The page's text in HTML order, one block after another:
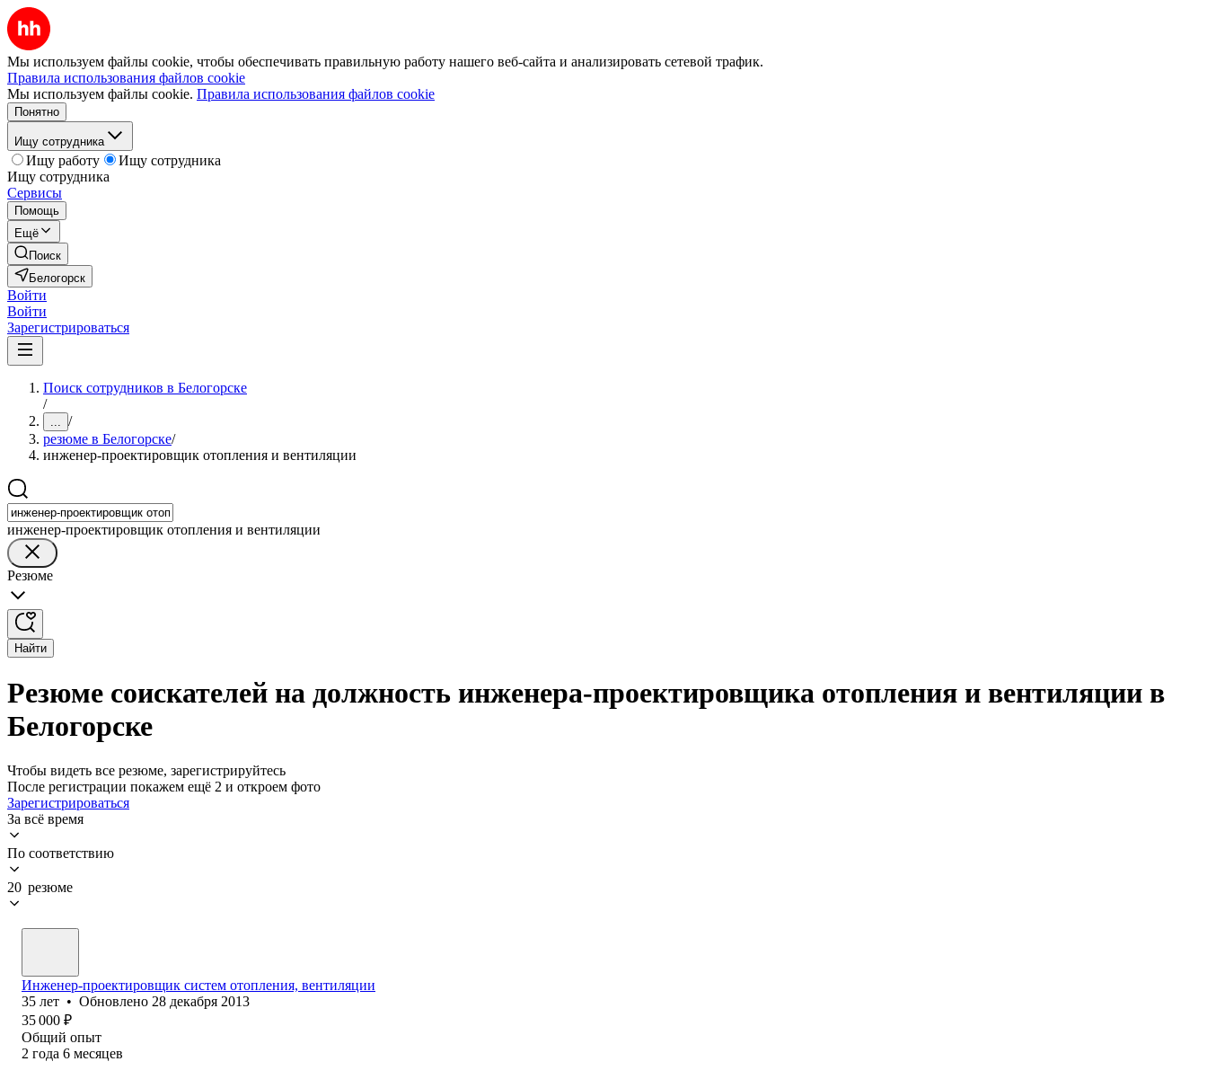
Мы используем файлы cookie, чтобы обеспечивать правильную работу нашего веб-сайта и анализировать сетевой трафик.
Правила использования файлов cookie
Мы используем файлы cookie. Правила использования файлов cookie
Понятно
Ищу сотрудника
Ищу работу
Ищу сотрудника
Ищу сотрудника
Сервисы
Помощь
Ещё
Поиск
Белогорск
Войти
Войти
Зарегистрироваться
Поиск сотрудников в Белогорске
/
... /
резюме в Белогорске/
инженер-проектировщик отопления и вентиляции
инженер-проектировщик отопления и вентиляции
Резюме
Найти
Резюме соискателей на должность инженера-проектировщика отопления и вентиляции в
Белогорске
Чтобы видеть все резюме, зарегистрируйтесь
После регистрации покажем ещё 2 и откроем фото
Зарегистрироваться
За всё время
По соответствию
20 резюме
Инженер-проектировщик систем отопления, вентиляции
35 лет • Обновлено 28 декабря 2013
35 000 ₽
Общий опыт
2 года 6 месяцев